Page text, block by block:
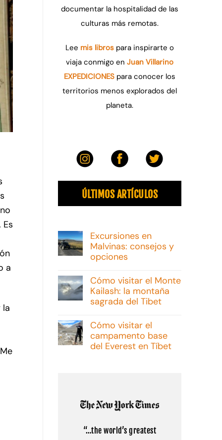
a
la
documentar la hospitalidad de las
culturas más remotas.
Lee mis libros para inspirarte o
viaja conmigo en Juan Villarino
EXPEDICIONES para conocer los
territorios menos explorados del
planeta.
ÚLTIMOS ARTÍCULOS
Excursiones en
Malvinas: consejos y
opciones
hay
comentarios
en
Excursiones
en
y
opciones
Cómo visitar el Monte
Kailash: la montaña
sagrada del Tibet
hay
comentarios
en
Cómo
visitar
del
Tibet
Cómo visitar el
campamento base
del Everest en Tíbet
el
campamento
Everest
“…the world’s greatest